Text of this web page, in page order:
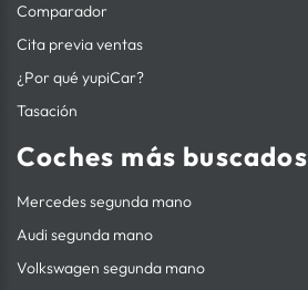
Comparador
Cita previa ventas
¿Por qué yupiCar?
Tasación
Coches más buscados
Mercedes segunda mano
Audi segunda mano
Volkswagen segunda mano